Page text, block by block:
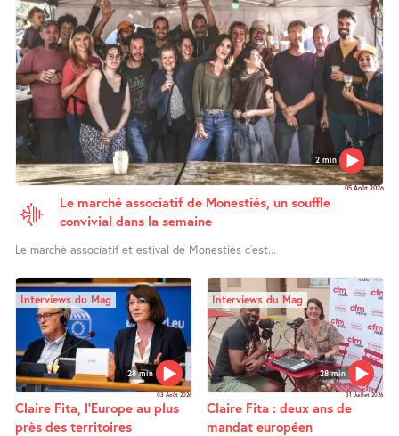
2 min
05 Août 2026
Le marché associatif de Monestiés, un souffle
convivial dans la semaine
Le marché associatif et estival de Monestiés c’est...
28 min
Interviews du Mag
03 Août 2026
Claire Fita, l’Europe au plus
près des territoires
28 min
Interviews du Mag
31 Juillet 2026
Claire Fita : deux ans de
mandat européen